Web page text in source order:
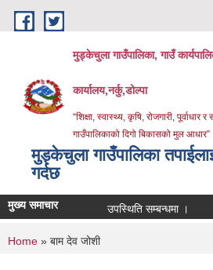
Skip to main content
मुड्केचुला गाउँपालिका, गाउँ
कार्यालय,नर्कु,डोल्पा
“शिक्षा, स्वास्थ्य, कृषि, रोजगारी, पूर्वाधार
गाउँपालिकाको दिगो बिकासको मुल आधार”
मुड्केचुला गाउँपालिका
गर्दछ
मुख्य समाचार उपस्थिति सम्बन्धमा ।
You are here
Home » बाम देव जोशी